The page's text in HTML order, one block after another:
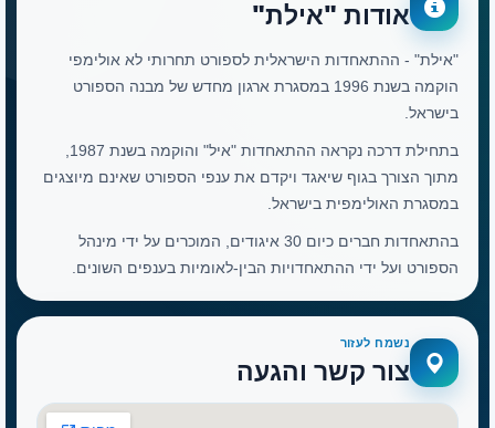
אודות "אילת"
"אילת" - ההתאחדות הישראלית לספורט תחרותי לא אולימפי
הוקמה בשנת 1996 במסגרת ארגון מחדש של מבנה הספורט
בישראל.
בתחילת דרכה נקראה ההתאחדות "איל" והוקמה בשנת 1987,
מתוך הצורך בגוף שיאגד ויקדם את ענפי הספורט שאינם מיוצגים
במסגרת האולימפית בישראל.
בהתאחדות חברים כיום 30 איגודים, המוכרים על ידי מינהל
הספורט ועל ידי ההתאחדויות הבין-לאומיות בענפים השונים.
נשמח לעזור
צור קשר והגעה